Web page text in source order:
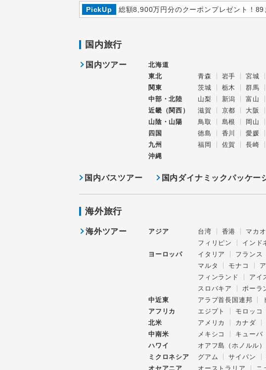
PickUp 総額8,900万円分のクーポンプレゼント！89
国内旅行
国内ツアー
北海道
東北
青森 岩手 宮城
関東
茨城 栃木 群馬
中部・北陸
山梨 新潟 富山
近畿（関西）
滋賀 京都 大阪
山陰・山陽
鳥取 島根 岡山
四国
徳島 香川 愛媛
九州
福岡 佐賀 長崎
沖縄
国内バスツアー 国内ダイナミックパッケー
海外旅行
海外ツアー アジア 台湾 香港 マカオ
フィリピン
インド
ヨーロッパ
イタリア フランス
マルタ
モナコ
フィンランド
アイ
スロバキア
ポーラ
中近東
アラブ首長国連邦
アフリカ
エジプト モロッコ
北米
アメリカ
カナダ
中南米
メキシコ キューバ
ハワイ
オアフ島（ホノルル）
ミクロネシア
グアム サイパン
オセアニア
オーストラリア ニ